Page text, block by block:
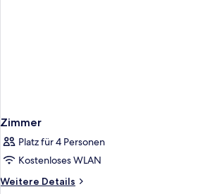
Zimmer
Platz für 4 Personen
Kostenloses WLAN
Weitere Details
Weitere